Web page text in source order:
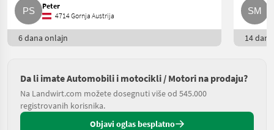
Peter
4714 Gornja Austrija
6 dana onlajn 14
Da li imate Automobili i motocikli / Motori na prodaju?
Na Landwirt.com možete dosegnuti više od 545.000
registrovanih korisnika.
Objavi oglas besplatno